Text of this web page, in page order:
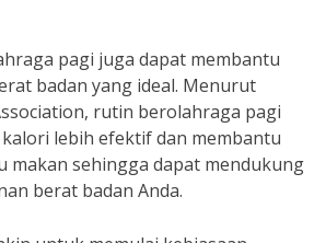
pagi juga dapat membantu
badan yang ideal. Menurut
rutin berolahraga pagi
lebih efektif dan membantu
makan sehingga dapat mendukung
berat badan Anda.